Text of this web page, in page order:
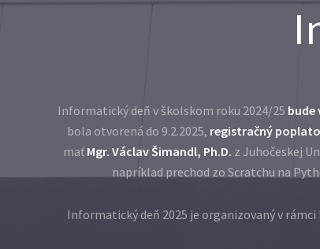
Informatický deň v školskom roku 2024/25 bude
bola otvorená do 9.2.2025, registračný
mať Mgr. Václav Šimandl, Ph.D. z Juhočeskej
napríklad prechod zo Scratchu na
Informatický deň 2025 je organizovaný v